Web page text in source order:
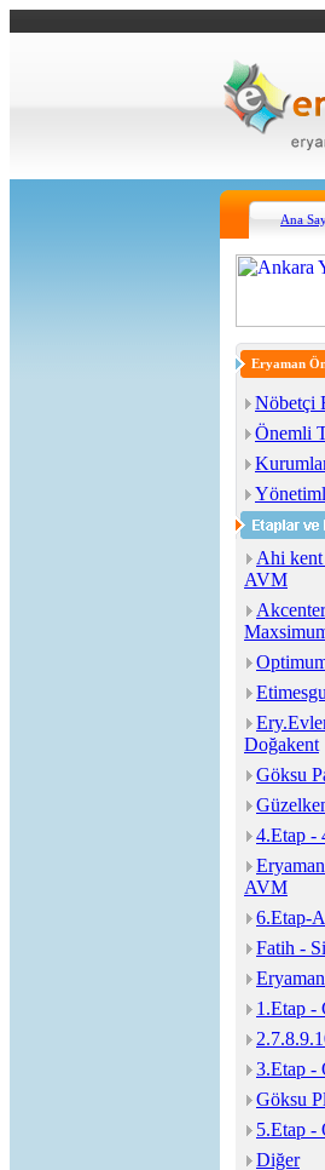
Ana
Eryaman
Nöbetçi
Önemli
Ahi
AVM
Doğakent
Göksu
4.Etap -
AVM
6.Etap-
Fatih -
1.Etap -
3.Etap -
Göksu
5.Etap -
Diğer